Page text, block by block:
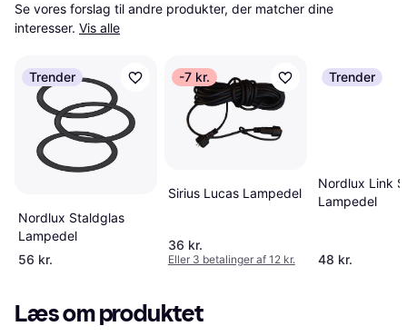
Se vores forslag til andre produkter, der matcher dine
interesser. Vis alle
Trender
Nordlux Staldglas
Lampedel
56 kr.
-7 kr.
Sirius Lucas Lampedel
36 kr.
Eller 3 betalinger af 12 kr.
Trender
Nordlux Link
Lampedel
48 kr.
Læs om produktet